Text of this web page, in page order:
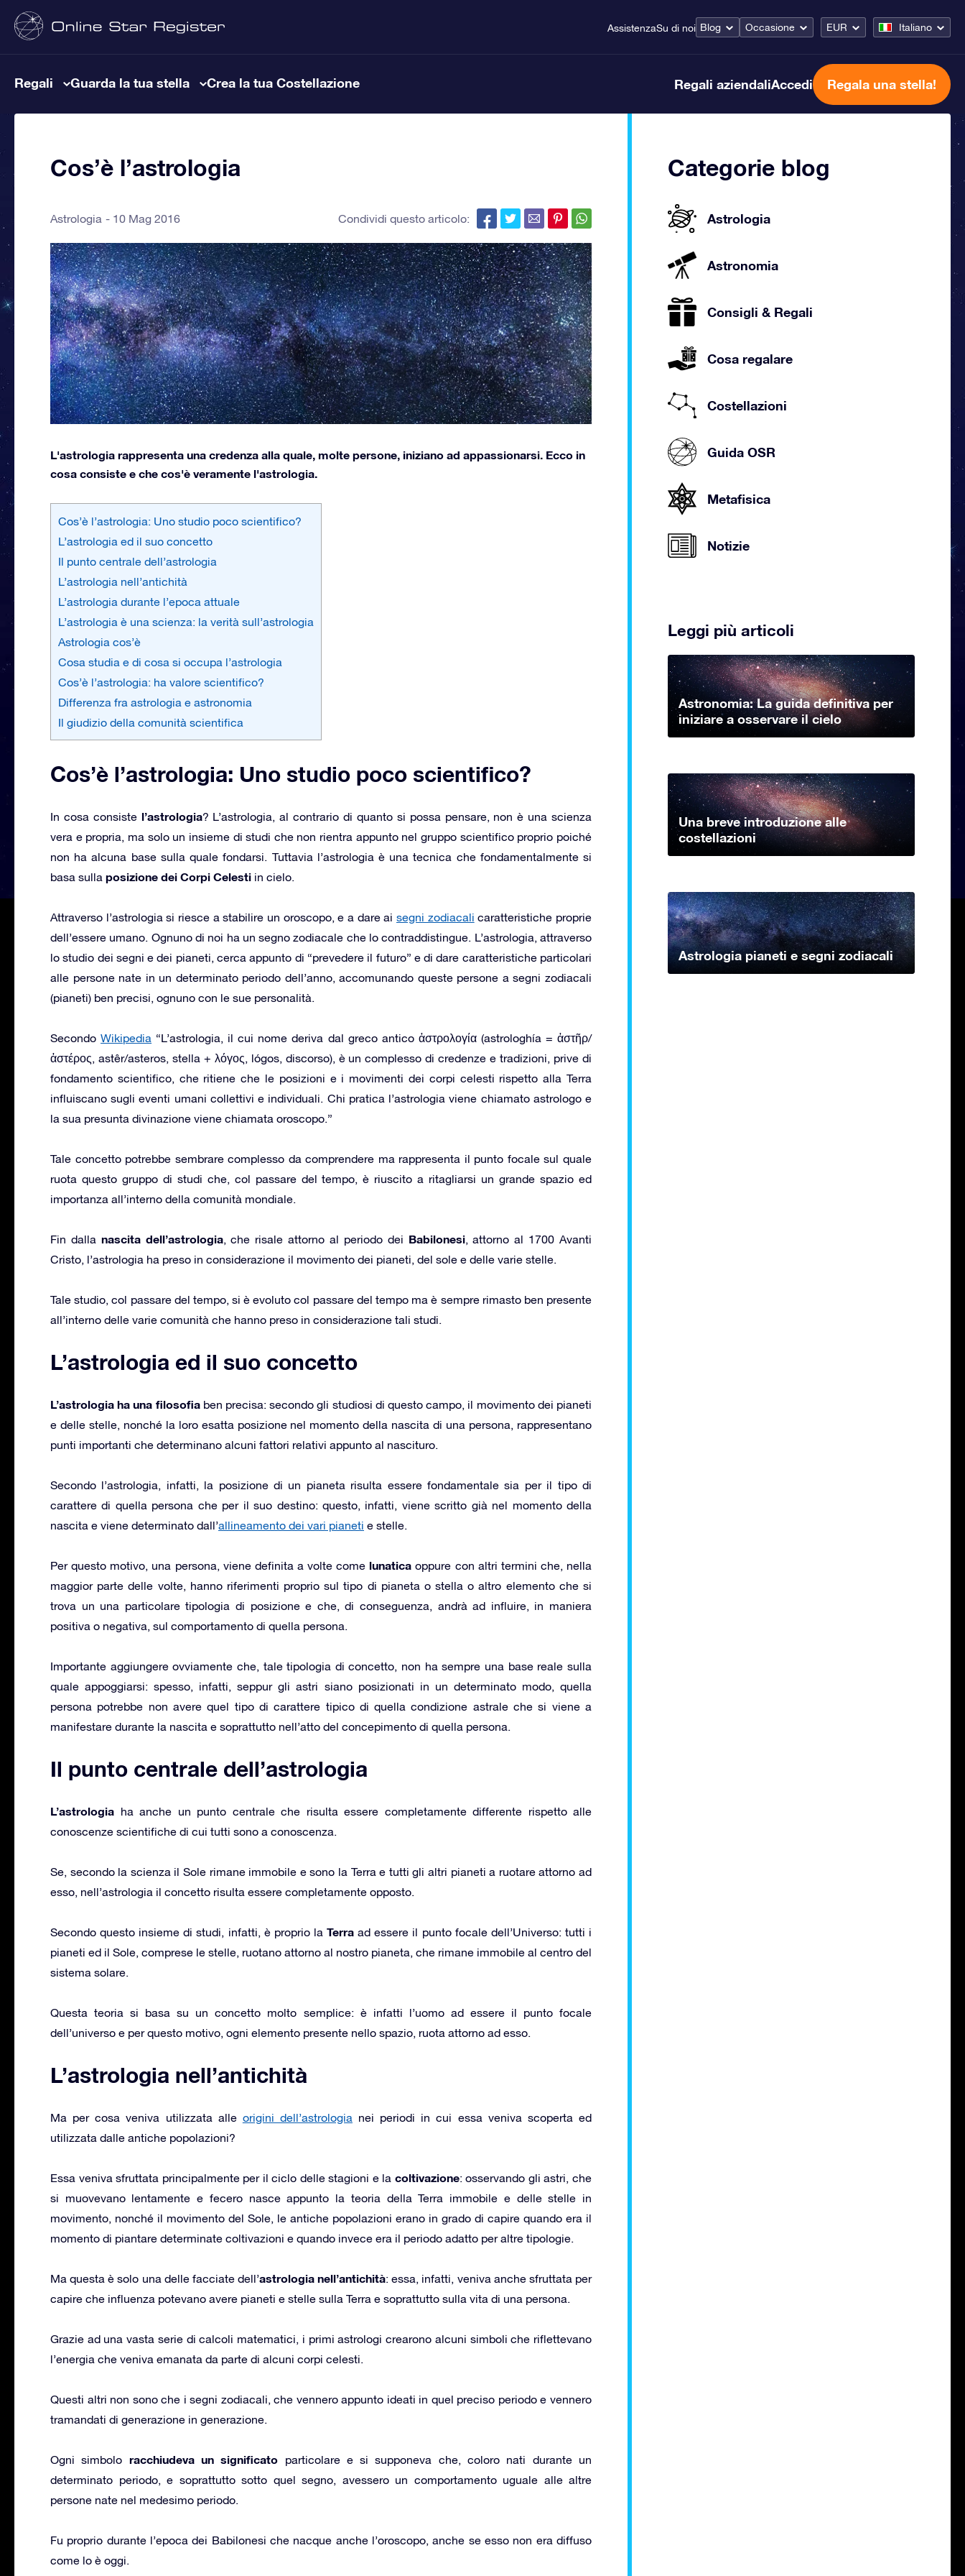
AssistenzaSu di noi Blog Occasione EUR Italiano
Regali Guarda la tua stella Crea la tua Costellazione Regali aziendaliAccedi Regala una stella!
Cos’è l’astrologia
Astrologia 10 Mag 2016 Condividi questo articolo:
L'astrologia rappresenta una credenza alla quale, molte persone, iniziano ad appassionarsi. Ecco in
cosa consiste e che cos'è veramente l'astrologia.
Cos’è l’astrologia: Uno studio poco scientifico?
L’astrologia ed il suo concetto
Il punto centrale dell’astrologia
L’astrologia nell’antichità
L’astrologia durante l’epoca attuale
L’astrologia è una scienza: la verità sull’astrologia
Astrologia cos’è
Cosa studia e di cosa si occupa l’astrologia
Cos’è l’astrologia: ha valore scientifico?
Differenza fra astrologia e astronomia
Il giudizio della comunità scientifica
Cos’è l’astrologia: Uno studio poco scientifico?
In cosa consiste l’astrologia? L’astrologia, al contrario di quanto si possa pensare, non è una scienza
vera e propria, ma solo un insieme di studi che non rientra appunto nel gruppo scientifico proprio poiché
non ha alcuna base sulla quale fondarsi. Tuttavia l’astrologia è una tecnica che fondamentalmente si
basa sulla posizione dei Corpi Celesti in cielo.
Attraverso l’astrologia si riesce a stabilire un oroscopo, e a dare ai segni zodiacali caratteristiche proprie
dell’essere umano. Ognuno di noi ha un segno zodiacale che lo contraddistingue. L’astrologia, attraverso
lo studio dei segni e dei pianeti, cerca appunto di “prevedere il futuro” e di dare caratteristiche particolari
alle persone nate in un determinato periodo dell’anno, accomunando queste persone a segni zodiacali
(pianeti) ben precisi, ognuno con le sue personalità.
SecondoWikipedia “L’astrologia, il cui nome deriva dal greco antico ἀστρολογία (astrologhía = ἀστῆρ/
ἀστέρος, astêr/asteros, stella + λόγος, lógos, discorso), è un complesso di credenze e tradizioni, prive di
fondamento scientifico, che ritiene che le posizioni e i movimenti dei corpi celesti rispetto alla Terra
influiscano sugli eventi umani collettivi e individuali. Chi pratica l’astrologia viene chiamato astrologo e
la sua presunta divinazione viene chiamata oroscopo.”
Tale concetto potrebbe sembrare complesso da comprendere ma rappresenta il punto focale sul quale
ruota questo gruppo di studi che, col passare del tempo, è riuscito a ritagliarsi un grande spazio ed
importanza all’interno della comunità mondiale.
Fin dalla nascita dell’astrologia, che risale attorno al periodo dei Babilonesi, attorno al 1700 Avanti
Cristo, l’astrologia ha preso in considerazione il movimento dei pianeti, del sole e delle varie stelle.
Tale studio, col passare del tempo, si è evoluto col passare del tempo ma è sempre rimasto ben presente
all’interno delle varie comunità che hanno preso in considerazione tali studi.
L’astrologia ed il suo concetto
L’astrologia ha una filosofiaben precisa: secondo gli studiosi di questo campo, il movimento dei pianeti
e delle stelle, nonché la loro esatta posizione nel momento della nascita di una persona, rappresentano
punti importanti che determinano alcuni fattori relativi appunto al nascituro.
Secondo l’astrologia, infatti, la posizione di un pianeta risulta essere fondamentale sia per il tipo di
carattere di quella persona che per il suo destino: questo, infatti, viene scritto già nel momento della
nascita e viene determinato dall’allineamento dei vari pianeti e stelle.
Per questo motivo, una persona, viene definita a volte come lunatica oppure con altri termini che, nella
maggior parte delle volte, hanno riferimenti proprio sul tipo di pianeta o stella o altro elemento che si
trova un una particolare tipologia di posizione e che, di conseguenza, andrà ad influire, in maniera
positiva o negativa, sul comportamento di quella persona.
Importante aggiungere ovviamente che, tale tipologia di concetto, non ha sempre una base reale sulla
quale appoggiarsi: spesso, infatti, seppur gli astri siano posizionati in un determinato modo, quella
persona potrebbe non avere quel tipo di carattere tipico di quella condizione astrale che si viene a
manifestare durante la nascita e soprattutto nell’atto del concepimento di quella persona.
Il punto centrale dell’astrologia
L’astrologia ha anche un punto centrale che risulta essere completamente differente rispetto alle
conoscenze scientifiche di cui tutti sono a conoscenza.
Se, secondo la scienza il Sole rimane immobile e sono la Terra e tutti gli altri pianeti a ruotare attorno ad
esso, nell’astrologia il concetto risulta essere completamente opposto.
Secondo questo insieme di studi, infatti, è proprio laTerra ad essere il punto focale dell’Universo: tutti i
pianeti ed il Sole, comprese le stelle, ruotano attorno al nostro pianeta, che rimane immobile al centro del
sistema solare.
Questa teoria si basa su un concetto molto semplice: è infatti l’uomo ad essere il punto focale
dell’universo e per questo motivo, ogni elemento presente nello spazio, ruota attorno ad esso.
L’astrologia nell’antichità
Ma per cosa veniva utilizzata alle origini dell’astrologia nei periodi in cui essa veniva scoperta ed
utilizzata dalle antiche popolazioni?
Essa veniva sfruttata principalmente per il ciclo delle stagioni e la coltivazione: osservando gli astri, che
si muovevano lentamente e fecero nasce appunto la teoria della Terra immobile e delle stelle in
movimento, nonché il movimento del Sole, le antiche popolazioni erano in grado di capire quando era il
momento di piantare determinate coltivazioni e quando invece era il periodo adatto per altre tipologie.
Ma questa è solo una delle facciate dell’astrologia nell’antichità: essa, infatti, veniva anche sfruttata per
capire che influenza potevano avere pianeti e stelle sulla Terra e soprattutto sulla vita di una persona.
Grazie ad una vasta serie di calcoli matematici, i primi astrologi crearono alcuni simboli che riflettevano
l’energia che veniva emanata da parte di alcuni corpi celesti.
Questi altri non sono che i segni zodiacali, che vennero appunto ideati in quel preciso periodo e vennero
tramandati di generazione in generazione.
Ogni simbolo racchiudeva un significato particolare e si supponeva che, coloro nati durante un
determinato periodo, e soprattutto sotto quel segno, avessero un comportamento uguale alle altre
persone nate nel medesimo periodo.
Fu proprio durante l’epoca dei Babilonesi che nacque anche l’oroscopo, anche se esso non era diffuso
come lo è oggi.
Categorie blog
Astrologia
Astronomia
Consigli & Regali
Cosa regalare
Costellazioni
Guida OSR
Metafisica
Notizie
Leggi più articoli
Astronomia: La guida definitiva per
iniziare a osservare il cielo
Una breve introduzione alle
costellazioni
Astrologia pianeti e segni zodiacali